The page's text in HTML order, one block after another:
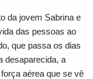
da jovem Sabrina e
das pessoas ao
que passa os dias
desaparecida, a
aérea que se vê